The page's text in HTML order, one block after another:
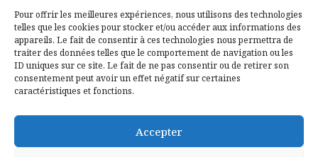
Pour offrir les meilleures expériences, nous utilisons des technologies
telles que les cookies pour stocker et/ou accéder aux informations des
appareils. Le fait de consentir à ces technologies nous permettra de
traiter des données telles que le comportement de navigation ou les
ID uniques sur ce site. Le fait de ne pas consentir ou de retirer son
consentement peut avoir un effet négatif sur certaines
caractéristiques et fonctions.
Accepter
Contactez-nous
Mentions légales